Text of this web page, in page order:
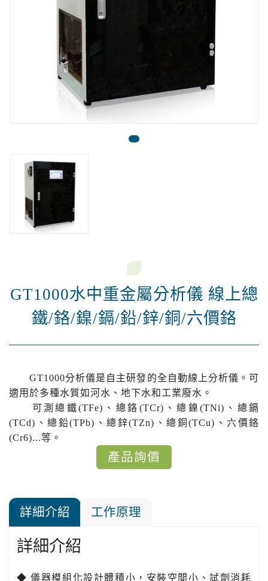
GT1000水中重金屬分析儀 線上總
鐵/鉻/鎳/鎘/鉛/鋅/銅/六價鉻
GT1000分析儀是自主研發的全自動線上分析儀。可
適用於多種水質如河水、地下水和工業廢水。
可測總鐵(TFe)、總鉻(TCr)、總鎳(TNi)、總鎘
(TCd)、總鉛(TPb)、總鋅(TZn)、總銅(TCu)、六價鉻
(Cr6)...等。
產品詢價
詳細介紹 工作原理
詳細介紹
◆ 儀器模組化設計體積小，安裝空間小、試劑消耗